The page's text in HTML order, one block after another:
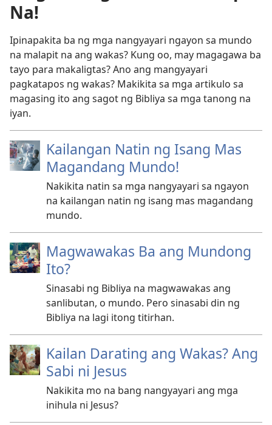
Na!
Ipinapakita ba ng mga nangyayari ngayon sa mundo
na malapit na ang wakas? Kung oo, may magagawa ba
tayo para makaligtas? Ano ang mangyayari
pagkatapos ng wakas? Makikita sa mga artikulo sa
magasing ito ang sagot ng Bibliya sa mga tanong na
iyan.
Kailangan Natin ng Isang Mas
Magandang Mundo!
Nakikita natin sa mga nangyayari sa ngayon
na kailangan natin ng isang mas magandang
mundo.
Magwawakas Ba ang Mundong
Ito?
Sinasabi ng Bibliya na magwawakas ang
sanlibutan, o mundo. Pero sinasabi din ng
Bibliya na lagi itong titirhan.
Kailan Darating ang Wakas? Ang
Sabi ni Jesus
Nakikita mo na bang nangyayari ang mga
inihula ni Jesus?